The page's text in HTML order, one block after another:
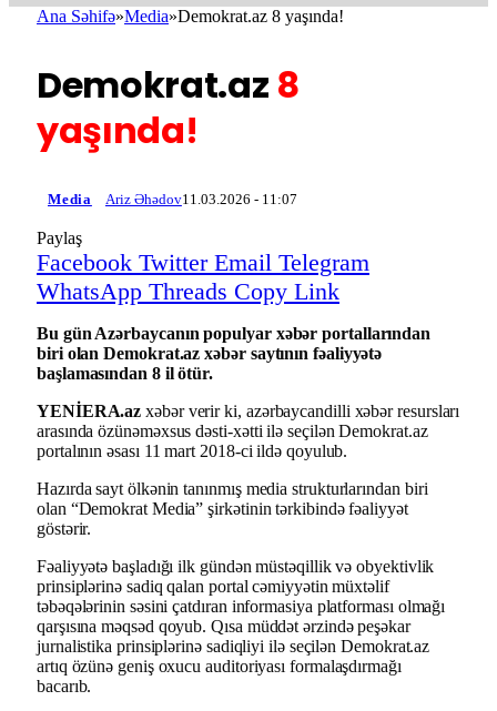
Ana Səhifə»Media»Demokrat.az 8 yaşında!
Demokrat.az 8
yaşında!
Media Ariz Əhədov11.03.2026 - 11:07
Paylaş
Facebook Twitter Email Telegram
WhatsApp Threads Copy Link
Bu gün Azərbaycanın populyar xəbər portallarından
biri olan Demokrat.az xəbər saytının fəaliyyətə
başlamasından 8 il ötür.
YENİERA.az xəbər verir ki, azərbaycandilli xəbər resursları
arasında özünəməxsus dəsti-xətti ilə seçilən Demokrat.az
portalının əsası 11 mart 2018-ci ildə qoyulub.
Hazırda sayt ölkənin tanınmış media strukturlarından biri
olan “Demokrat Media” şirkətinin tərkibində fəaliyyət
göstərir.
Fəaliyyətə başladığı ilk gündən müstəqillik və obyektivlik
prinsiplərinə sadiq qalan portal cəmiyyətin müxtəlif
təbəqələrinin səsini çatdıran informasiya platforması olmağı
qarşısına məqsəd qoyub. Qısa müddət ərzində peşəkar
jurnalistika prinsiplərinə sadiqliyi ilə seçilən Demokrat.az
artıq özünə geniş oxucu auditoriyası formalaşdırmağı
bacarıb.